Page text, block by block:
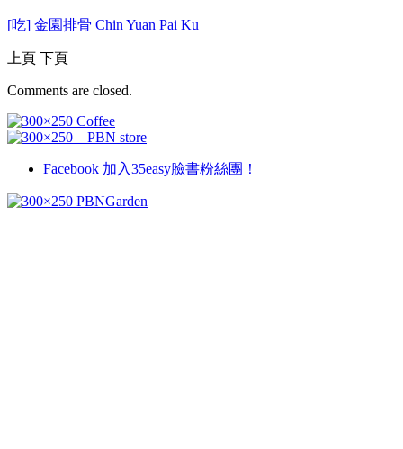
[吃] 金園排骨 Chin Yuan Pai Ku
上頁 下頁
Comments are closed.
Facebook 加入35easy臉書粉絲團！